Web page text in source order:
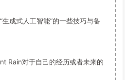
成式人工智能”的一些技巧与备
Rain对于自己的经历或者未来的